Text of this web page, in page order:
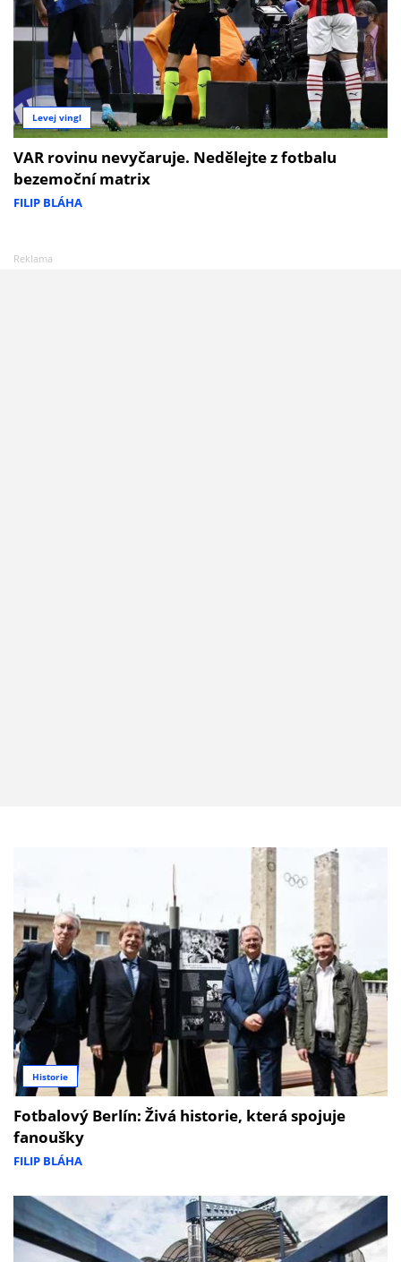
Levej vingl
VAR rovinu nevyčaruje. Nedělejte z fotbalu
bezemoční matrix
FILIP BLÁHA
Historie
Fotbalový Berlín: Živá historie, která spojuje
fanoušky
FILIP BLÁHA